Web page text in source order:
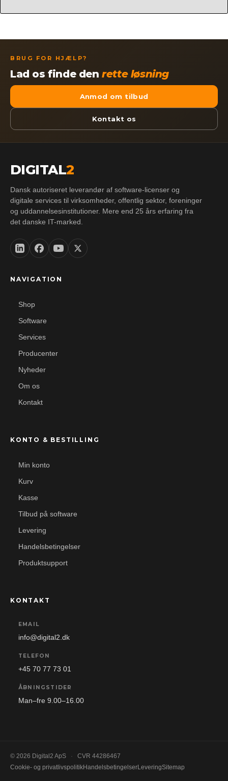
BRUG FOR HJÆLP?
Lad os finde denrette løsning
Anmod om tilbud
Kontakt os
DIGITAL2
Dansk autoriseret leverandør af software-licenser og
digitale services til virksomheder, offentlig sektor, foreninger
og uddannelsesinstitutioner. Mere end 25 års erfaring fra
det danske IT-marked.
NAVIGATION
Shop
Software
Services
Producenter
Nyheder
Om os
Kontakt
KONTO & BESTILLING
Min konto
Kurv
Kasse
Tilbud på software
Levering
Handelsbetingelser
Produktsupport
KONTAKT
EMAIL
info@digital2.dk
TELEFON
+45 70 77 73 01
ÅBNINGSTIDER
Man–fre 9.00–16.00
© 2026 Digital2 ApS ·
CVR 44286467
Cookie- og privatlivspolitikHandelsbetingelserLeveringSitemap